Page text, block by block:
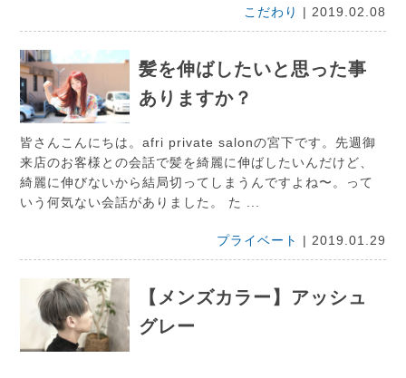
こだわり | 2019.02.08
髪を伸ばしたいと思った事
ありますか？
皆さんこんにちは。afri private salonの宮下です。先週御
来店のお客様との会話で髪を綺麗に伸ばしたいんだけど、
綺麗に伸びないから結局切ってしまうんですよね〜。って
いう何気ない会話がありました。 た ...
プライベート | 2019.01.29
【メンズカラー】アッシュ
グレー